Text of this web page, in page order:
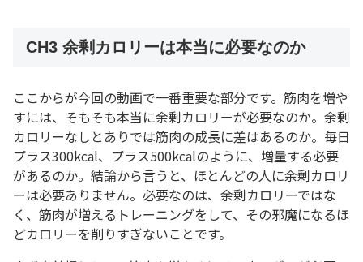
CH3 余剰カロリーは本当に必要なのか
ここからが今回の動画で一番重要な部分です。筋肉を増や
すには、そもそも本当に余剰カロリーが必要なのか。余剰
カロリーなしとありでは筋肉の成長に差はあるのか。毎日
プラス300kcal、プラス500kcalのように、増量する必要
があるのか。結論から言うと、ほとんどの人に余剰カロリ
ーは必要ありません。必要なのは、余剰カロリーではな
く、筋肉が増えるトレーニングをして、その邪魔になるほ
どカロリーを削りすぎないことです。